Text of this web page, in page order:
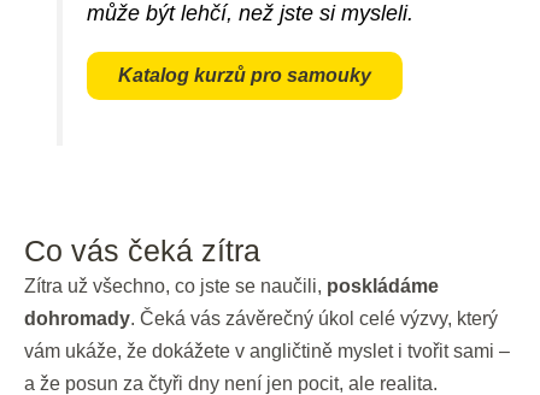
může být lehčí, než jste si mysleli.
Katalog kurzů pro samouky
Co vás čeká zítra
Zítra už všechno, co jste se naučili, poskládáme
dohromady. Čeká vás závěrečný úkol celé výzvy, který
vám ukáže, že dokážete v angličtině myslet i tvořit sami –
a že posun za čtyři dny není jen pocit, ale realita.